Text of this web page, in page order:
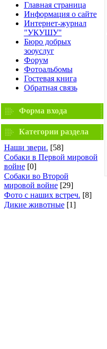
Главная страница
Информация о сайте
Интернет-журнал
"УКУШУ"
Бюро добрых
зооуслуг
Форум
Фотоальбомы
Гостевая книга
Обратная связь
Форма входа
Категории раздела
Наши звери. [58]
Собаки в Первой мировой
войне [0]
Собаки во Второй
мировой войне [29]
Фото с наших встреч. [8]
Дикие животные [1]